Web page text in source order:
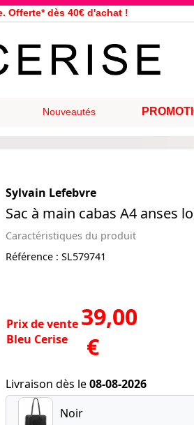
Offerte* dès 40€ d'achat !
passées avant 12h, du lundi au vendredi
Un à proximité de chez vous ?
Nouveautés
Sylvain Lefebvre
Sac à main cabas A4 anses
Caractéristiques du produit
Référence : SL579741
Prix de vente
Bleu Cerise
39,00
€
Livraison dès le08-08-2026
Noir